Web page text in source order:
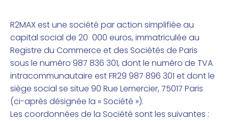
R2MAX est une société par action simplifiée au
capital social de 20 000 euros, immatriculée au
Registre du Commerce et des Sociétés de Paris
sous le numéro 987 836 301, dont le numéro de TVA
intracommunautaire est FR29 987 896 301 et dont le
siège social se situe 90 Rue Lemercier, 75017 Paris
(ci-après désignée la « Société »).
Les coordonnées de la Société sont les suivantes :